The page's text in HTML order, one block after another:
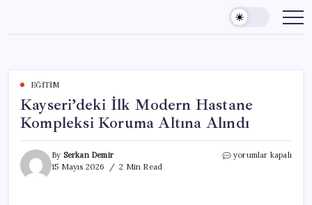
content
EĞITIM
Kayseri’deki İlk Modern Hastane
Kompleksi Koruma Altına Alındı
By Serkan Demir
15 Mayıs 2026
2 Min Read
Kayseri’deki
yorumlar kapalı